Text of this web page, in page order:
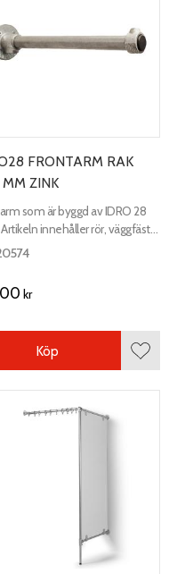
FRONTARM RAK
ZINK
som är byggd av IDRO 28
innehåller rör, väggfäste
Kan erhållas i andra
kr
Köp